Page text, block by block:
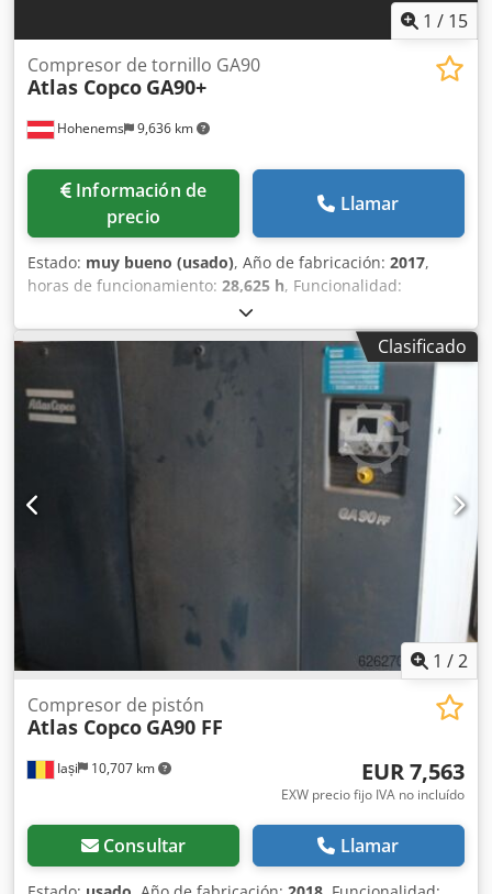
1 / 15
Hohenems 9,636 km
Compresor de tornillo GA90
Atlas Copco GA90+
Información de
precio
Llamar
Estado: muy bueno (usado), Año de fabricación: 2017,
horas de funcionamiento: 28,625 h, Funcionalidad:
, Compresor de tornillo Premium
Atlas Copco GA90+. Dcedpfx Aceuqanas Usk 90 kW, 8,5 bar
con 16,50 m3/min. Sólo 28.625 horas de funcionamiento.
Con recuperación de calor, aceite de compresor nuevo y
filtros de aceite nuevos.
Clasificado
1 /2
Iași 10,707 km
Compresor de pistón
Atlas Copco GA90 FF
EUR 7,563
EXW precio fijo IVA no incluído
Consultar Llamar